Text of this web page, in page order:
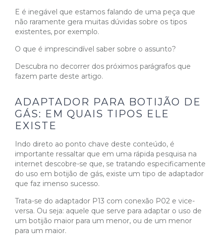
E é inegável que estamos falando de uma peça que
não raramente gera muitas dúvidas sobre os tipos
existentes, por exemplo.
O que é imprescindível saber sobre o assunto?
Descubra no decorrer dos próximos parágrafos que
fazem parte deste artigo.
ADAPTADOR PARA BOTIJÃO DE
GÁS: EM QUAIS TIPOS ELE
EXISTE
Indo direto ao ponto chave deste conteúdo, é
importante ressaltar que em uma rápida pesquisa na
internet descobre-se que, se tratando especificamente
do uso em botijão de gás, existe um tipo de adaptador
que faz imenso sucesso.
Trata-se do adaptador P13 com conexão P02 e vice-
versa. Ou seja: aquele que serve para adaptar o uso de
um botijão maior para um menor, ou de um menor
para um maior.